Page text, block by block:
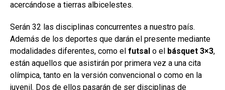
acercándose a tierras albicelestes.
Serán 32 las disciplinas concurrentes a nuestro país.
Además de los deportes que darán el presente mediante
modalidades diferentes, como el futsal o el básquet 3×3,
están aquellos que asistirán por primera vez a una cita
olímpica, tanto en la versión convencional o como en la
juvenil. Dos de ellos pasarán de ser disciplinas de